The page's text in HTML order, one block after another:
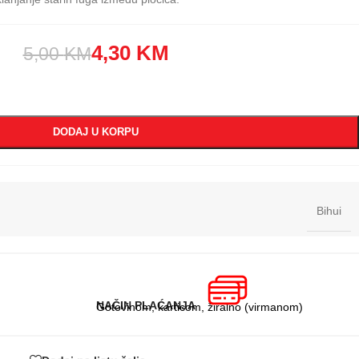
5,00KM4,30 KM
DODAJ U KORPU
Bihui
NAČIN PLAĆANJA
Gotovinom, karticom, žiralno (virmanom)